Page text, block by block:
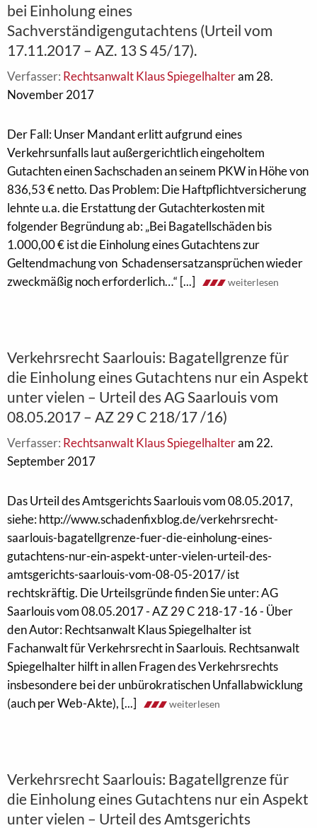
bei Einholung eines
Sachverständigengutachtens (Urteil vom
17.11.2017 – AZ. 13 S 45/17).
Verfasser: Rechtsanwalt Klaus Spiegelhalteram 28.
November 2017
Der Fall: Unser Mandant erlitt aufgrund eines
Verkehrsunfalls laut außergerichtlich eingeholtem
Gutachten einen Sachschaden an seinem PKW in Höhe von
836,53 € netto. Das Problem: Die Haftpflichtversicherung
lehnte u.a. die Erstattung der Gutachterkosten mit
folgender Begründung ab: „Bei Bagatellschäden bis
1.000,00 € ist die Einholung eines Gutachtens zur
Geltendmachung von Schadensersatzansprüchen wieder
zweckmäßig noch erforderlich…“ [...]
weiterlesen
Verkehrsrecht Saarlouis: Bagatellgrenze für
die Einholung eines Gutachtens nur ein Aspekt
unter vielen – Urteil des AG Saarlouis vom
08.05.2017 – AZ 29 C 218/17 /16)
Verfasser: Rechtsanwalt Klaus Spiegelhalteram 22.
September 2017
Das Urteil des Amtsgerichts Saarlouis vom 08.05.2017,
siehe: http://www.schadenfixblog.de/verkehrsrecht-
saarlouis-bagatellgrenze-fuer-die-einholung-eines-
gutachtens-nur-ein-aspekt-unter-vielen-urteil-des-
amtsgerichts-saarlouis-vom-08-05-2017/ ist
rechtskräftig. Die Urteilsgründe finden Sie unter: AG
Saarlouis vom 08.05.2017 - AZ 29 C 218-17 -16 - Über
den Autor: Rechtsanwalt Klaus Spiegelhalter ist
Fachanwalt für Verkehrsrecht in Saarlouis. Rechtsanwalt
Spiegelhalter hilft in allen Fragen des Verkehrsrechts
insbesondere bei der unbürokratischen Unfallabwicklung
(auch per Web-Akte), [...]
weiterlesen
Verkehrsrecht Saarlouis: Bagatellgrenze für
die Einholung eines Gutachtens nur ein Aspekt
unter vielen – Urteil des Amtsgerichts